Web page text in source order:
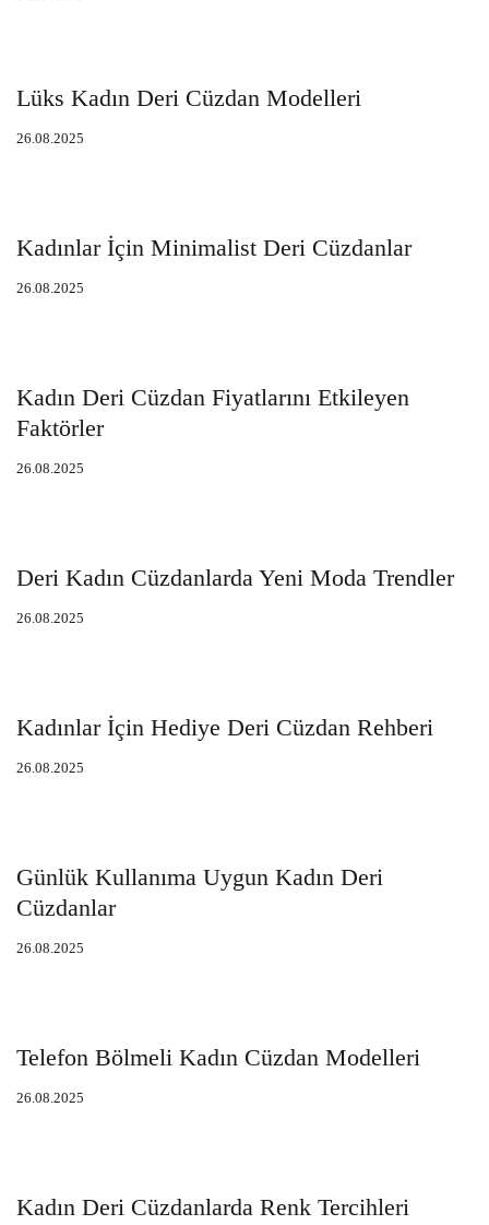
Lüks Kadın Deri Cüzdan Modelleri
26.08.2025
Kadınlar İçin Minimalist Deri Cüzdanlar
26.08.2025
Kadın Deri Cüzdan Fiyatlarını Etkileyen
Faktörler
26.08.2025
Deri Kadın Cüzdanlarda Yeni Moda Trendler
26.08.2025
Kadınlar İçin Hediye Deri Cüzdan Rehberi
26.08.2025
Günlük Kullanıma Uygun Kadın Deri
Cüzdanlar
26.08.2025
Telefon Bölmeli Kadın Cüzdan Modelleri
26.08.2025
Kadın Deri Cüzdanlarda Renk Tercihleri